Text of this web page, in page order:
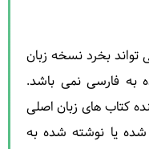
بخرد نسخه زبان
به فارسی نمی باشد.
کتاب های زبان اصلی
یا نوشته شده به